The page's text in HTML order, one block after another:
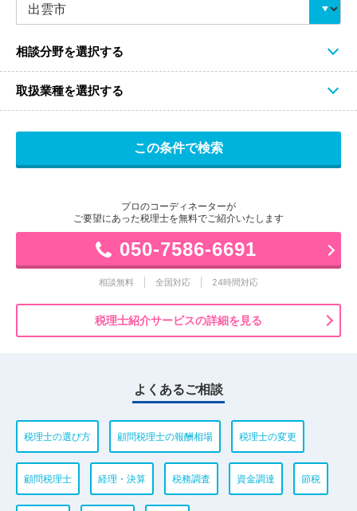
相談分野を選択する
取扱業種を選択する
プロのコーディネーターが
ご要望にあった税理士を無料でご紹介いたします
050-7586-6691
相談無料 全国対応 24時間対応
税理士紹介サービスの詳細を見る
よくあるご相談
税理士の選び方 顧問税理士の報酬相場 税理士の変更
顧問税理士 経理・決算 税務調査 資金調達 節税